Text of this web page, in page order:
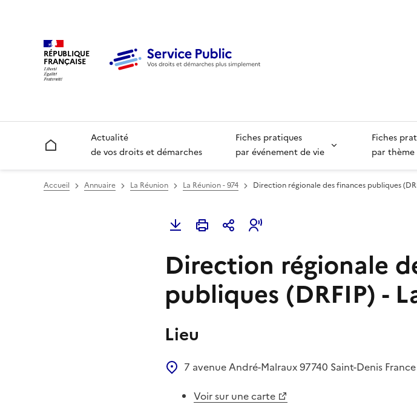
RÉPUBLIQUE
FRANÇAISE
Accueil
Actualité
de vos droits et démarches
Fiches pratiques
par événement de vie
Fiches
par thème
Accueil Annuaire La Réunion La Réunion - 974 Direction régionale des finances publiques
Direction régionale
publiques (DRFIP) -
Lieu
7 avenue André-Malraux97740 Saint-Denis France
Voir sur une carte